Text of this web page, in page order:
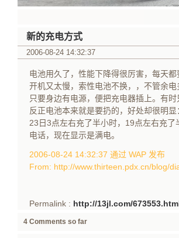
新的充电方式
2006-08-24 14:32:37
电池用久了，性能下降得很厉害，每天都
开机又太慢，索性电池不换，，不管余电
只要身边有电源，便把充电器插上。有
反正电池本来就是要扔的，好处却很明
23日3点左右充了半小时，19点左右充
电话，现在显示是满电。
2006-08-24 14:32:37 通过 WAP 发布
From: http://www.thirteen.pdx.cn/blog/
Permalink : http://13jl.com/
4 Comments so far